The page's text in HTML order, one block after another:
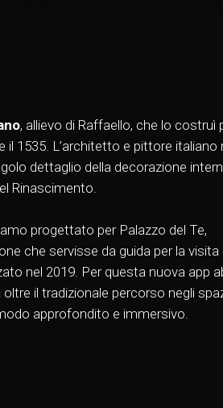
, allievo di Raffaello, che lo costruì
1535. L’architetto e pittore italiano
dettaglio della decorazione
Rinascimento.
progettato per Palazzo del Te,
che servisse da guida per la visita
nel 2019. Per questa nuova app
il tradizionale percorso negli
approfondito e immersivo.